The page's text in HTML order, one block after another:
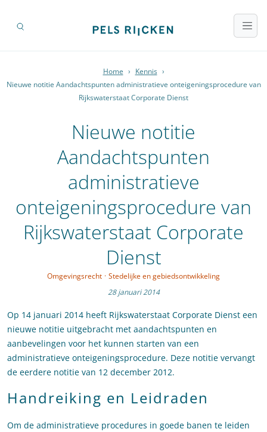
Home › Kennis ›
Nieuwe notitie Aandachtspunten administratieve onteigeningsprocedure van
Rijkswaterstaat Corporate Dienst
Nieuwe notitie
Aandachtspunten
administratieve
onteigeningsprocedure van
Rijkswaterstaat Corporate
Dienst
Omgevingsrecht · Stedelijke en gebiedsontwikkeling
28 januari 2014
Op 14 januari 2014 heeft Rijkswaterstaat Corporate Dienst een
nieuwe notitie uitgebracht met aandachtspunten en
aanbevelingen voor het kunnen starten van een
administratieve onteigeningsprocedure. Deze notitie vervangt
de eerdere notitie van 12 december 2012.
Handreiking en Leidraden
Om de administratieve procedures in goede banen te leiden